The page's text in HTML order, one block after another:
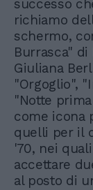
successo
richiamo
schermo,
Burrasca"
Giuliana
"Orgoglio",
"Notte
come icona
quelli per il
'70, nei
accettare
al posto di